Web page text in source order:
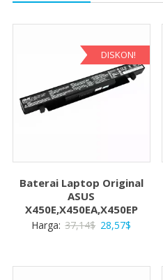
DISKON!
Baterai Laptop Original
ASUS
X450E,X450EA,X450EP
Harga: 37,14$ Harga
28,57$